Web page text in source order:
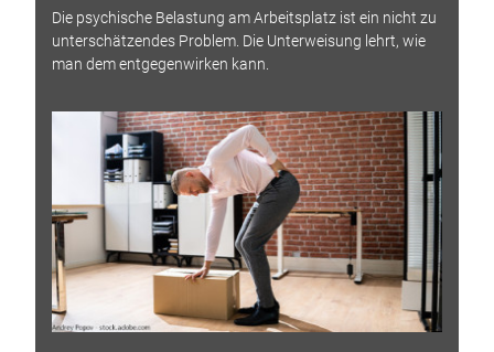
Die psychische Belastung am Arbeitsplatz ist ein nicht zu
unterschätzendes Problem. Die Unterweisung lehrt, wie
man dem entgegenwirken kann.